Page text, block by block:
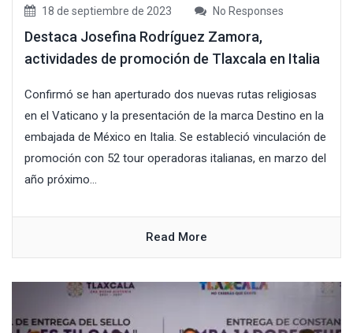
18 de septiembre de 2023 No Responses
Destaca Josefina Rodríguez Zamora,
actividades de promoción de Tlaxcala en Italia
Confirmó se han aperturado dos nuevas rutas religiosas
en el Vaticano y la presentación de la marca Destino en la
embajada de México en Italia. Se estableció vinculación de
promoción con 52 tour operadoras italianas, en marzo del
año próximo...
Read More